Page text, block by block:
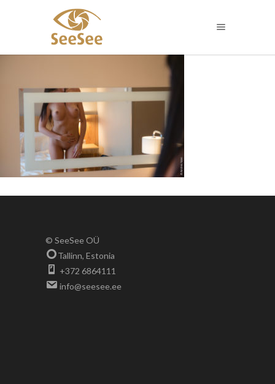
© SeeSee OÜ
Tallinn, Estonia
+372 6864111
info@seesee.ee